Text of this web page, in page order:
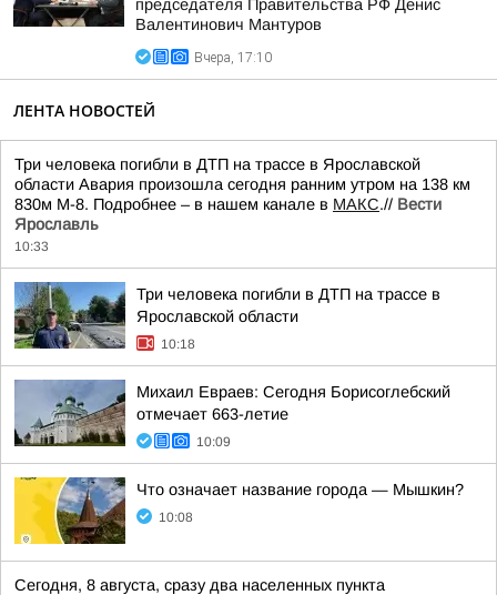
председателя Правительства РФ Денис
Валентинович Мантуров
Вчера, 17:10
ЛЕНТА НОВОСТЕЙ
Три человека погибли в ДТП на трассе в Ярославской
области Авария произошла сегодня ранним утром на 138 км
830м М-8. Подробнее – в нашем канале в МАКС.// Вести
Ярославль
10:33
Три человека погибли в ДТП на трассе в
Ярославской области
10:18
Михаил Евраев: Сегодня Борисоглебский
отмечает 663-летие
10:09
Что означает название города — Мышкин?
10:08
Сегодня, 8 августа, сразу два населенных пункта